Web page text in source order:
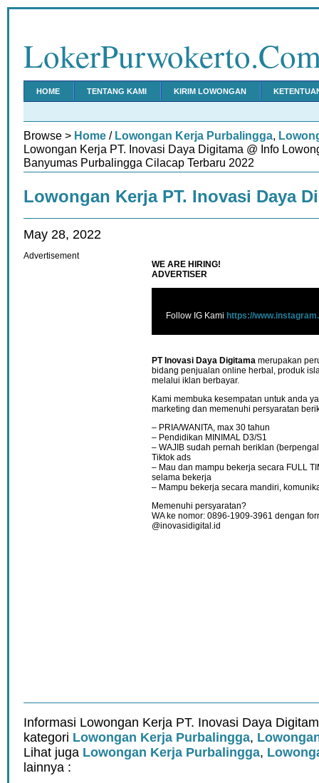
HOME TENTANG KAMI KIRIM LOWONGAN
Browse > Home / Lowongan Kerja Purbalingga,
Lowongan Kerja PT. Inovasi Daya Digitama @ Info
Banyumas Purbalingga Cilacap Terbaru 2022
Lowongan Kerja PT. Inovasi Daya
May 28, 2022
WE ARE HIRING!
ADVERTISER
Follow IG Kami https://
PT Inovasi Daya Digitama merupakan
bidang penjualan online herbal, produk
melalui iklan berbayar.
Kami membuka kesempatan untuk anda
marketing dan memenuhi persyaratan
– PRIA/WANITA, max 30 tahun
– Pendidikan MINIMAL D3/S1
– WAJIB sudah pernah beriklan
Tiktok ads
– Mau dan mampu bekerja secara FULL
selama bekerja
– Mampu bekerja secara mandiri,
Memenuhi persyaratan?
WA ke nomor: 0896-1909-3961 dengan
@inovasidigital.id
Advertisement
Informasi Lowongan Kerja PT. Inovasi Daya
kategori Lowongan Kerja Purbalingga,
Lihat juga Lowongan Kerja Purbalingga,
lainnya :